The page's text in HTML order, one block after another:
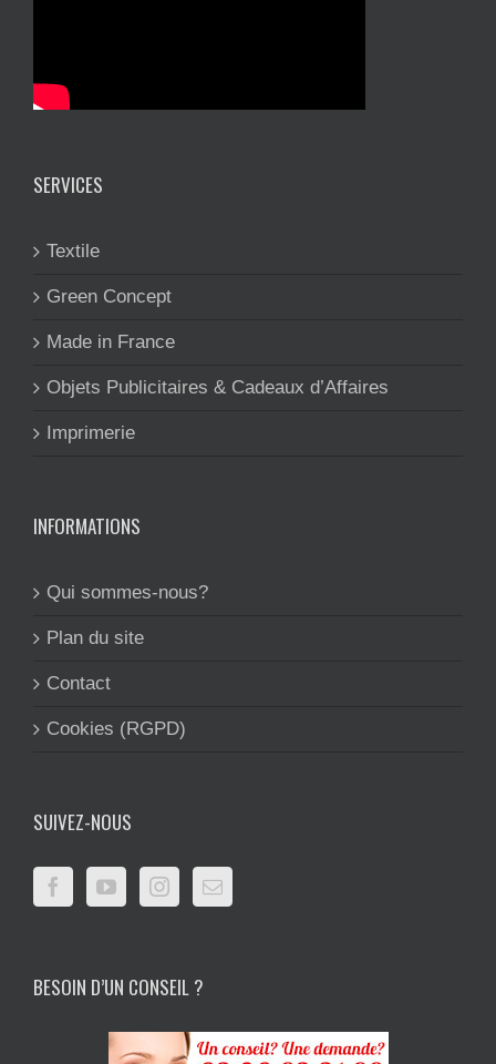
SERVICES
Textile
Green Concept
Made in France
Objets Publicitaires & Cadeaux d’Affaires
Imprimerie
INFORMATIONS
Qui sommes-nous?
Plan du site
Contact
Cookies (RGPD)
SUIVEZ-NOUS
BESOIN D’UN CONSEIL ?